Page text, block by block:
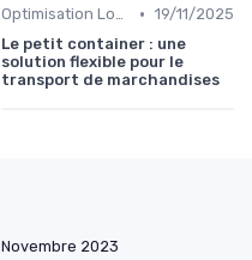
Optimisation Logistique • 19/11/2025
Le petit container : une
solution flexible pour le
transport de marchandises
Novembre 2023